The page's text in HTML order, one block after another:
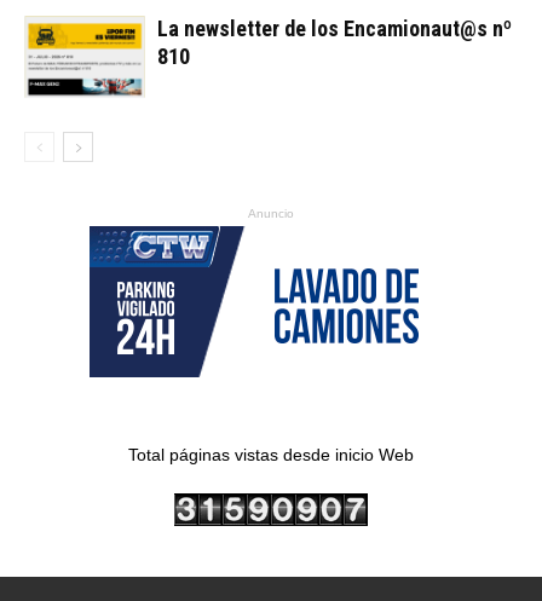
La newsletter de los Encamionaut@s nº
810
Anuncio
Total páginas vistas desde inicio Web